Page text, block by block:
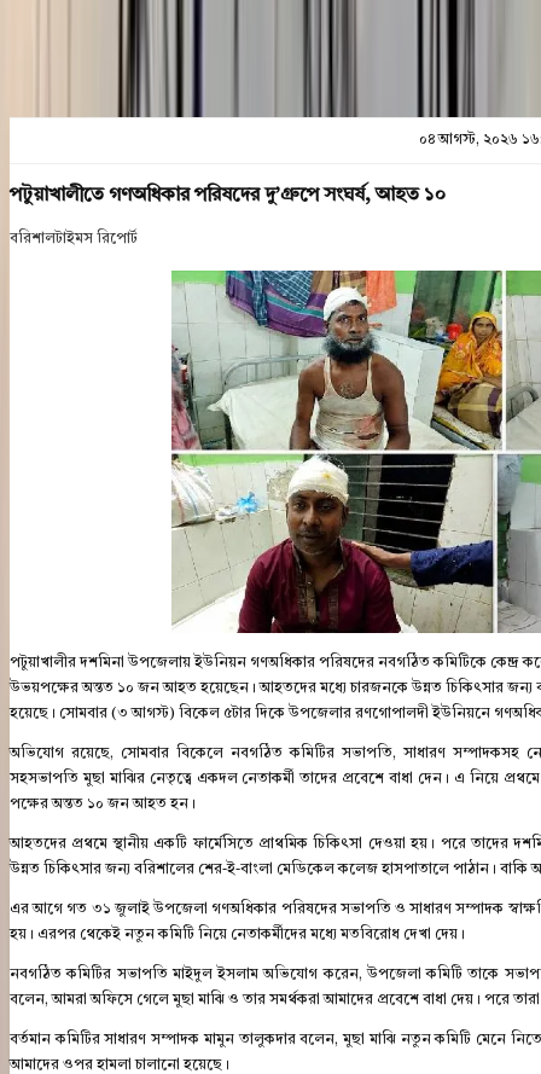
০৪ আগস্ট, ২০২৬
পটুয়াখালীতে গণঅধিকার পরিষদের দু’গ্রুপে সংঘর্ষ, আহত ১০
বরিশালটাইমস রিপোর্ট
পটুয়াখালীর দশমিনা উপজেলায় ইউনিয়ন গণঅধিকার পরিষদের নবগঠিত কমিটিকে কেন্দ্র
উভয়পক্ষের অন্তত ১০ জন আহত হয়েছেন। আহতদের মধ্যে চারজনকে উন্নত চিকিৎসার জন্য
হয়েছে। সোমবার (৩ আগস্ট) বিকেল ৫টার দিকে উপজেলার রণগোপালদী ইউনিয়নে
অভিযোগ রয়েছে, সোমবার বিকেলে নবগঠিত কমিটির সভাপতি, সাধারণ সম্পাদকসহ
সহসভাপতি মুছা মাঝির নেতৃত্বে একদল নেতাকর্মী তাদের প্রবেশে বাধা দেন। এ নিয়ে
পক্ষের অন্তত ১০ জন আহত হন।
আহতদের প্রথমে স্থানীয় একটি ফার্মেসিতে প্রাথমিক চিকিৎসা দেওয়া হয়। পরে তাদের
উন্নত চিকিৎসার জন্য বরিশালের শের-ই-বাংলা মেডিকেল কলেজ হাসপাতালে পাঠান। বাকি
এর আগে গত ৩১ জুলাই উপজেলা গণঅধিকার পরিষদের সভাপতি ও সাধারণ সম্পাদক
হয়। এরপর থেকেই নতুন কমিটি নিয়ে নেতাকর্মীদের মধ্যে মতবিরোধ দেখা দেয়।
নবগঠিত কমিটির সভাপতি মাইদুল ইসলাম অভিযোগ করেন, উপজেলা কমিটি তাকে
বলেন, আমরা অফিসে গেলে মুছা মাঝি ও তার সমর্থকরা আমাদের প্রবেশে বাধা দেয়। পরে
বর্তমান কমিটির সাধারণ সম্পাদক মামুন তালুকদার বলেন, মুছা মাঝি নতুন কমিটি মেনে
আমাদের ওপর হামলা চালানো হয়েছে।